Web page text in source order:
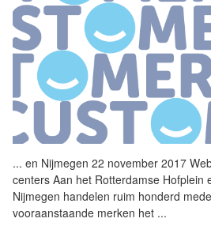
... en Nijmegen 22 november 2017
centers Aan het Rotterdamse Hofplein
Nijmegen handelen ruim honderd
vooraanstaande merken het ...